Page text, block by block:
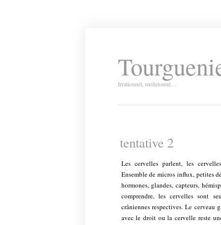
Irrationnel, molletonné…
tentative 2
Les cervelles parlent, les
Ensemble de micros influx, petites
hormones, glandes, capteurs,
comprendre, les cervelles sont
crâniennes respectives. Le cerveau
avec le droit ou la cervelle reste